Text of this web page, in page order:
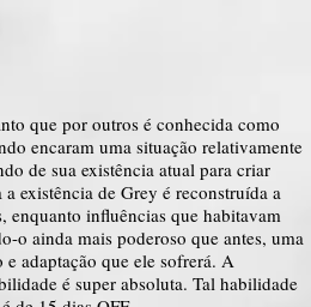
que por outros é conhecida como
encaram uma situação relativamente
de sua existência atual para criar
existência de Grey é reconstruída a
enquanto influências que habitavam
o ainda mais poderoso que antes, uma
e adaptação que ele sofrerá. A
é super absoluta. Tal habilidade